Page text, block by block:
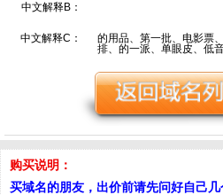
中文解释B：
中文解释C：
的用品、第一批、电影票
排、的一派、单眼皮、低
购买说明：
买域名的朋友，出价前请先问好自己几